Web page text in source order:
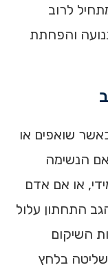
לרוב
והפחתת
שואפים או
הנשימה
או אם אדם
התחתון עלול
השיקום
בלחץ